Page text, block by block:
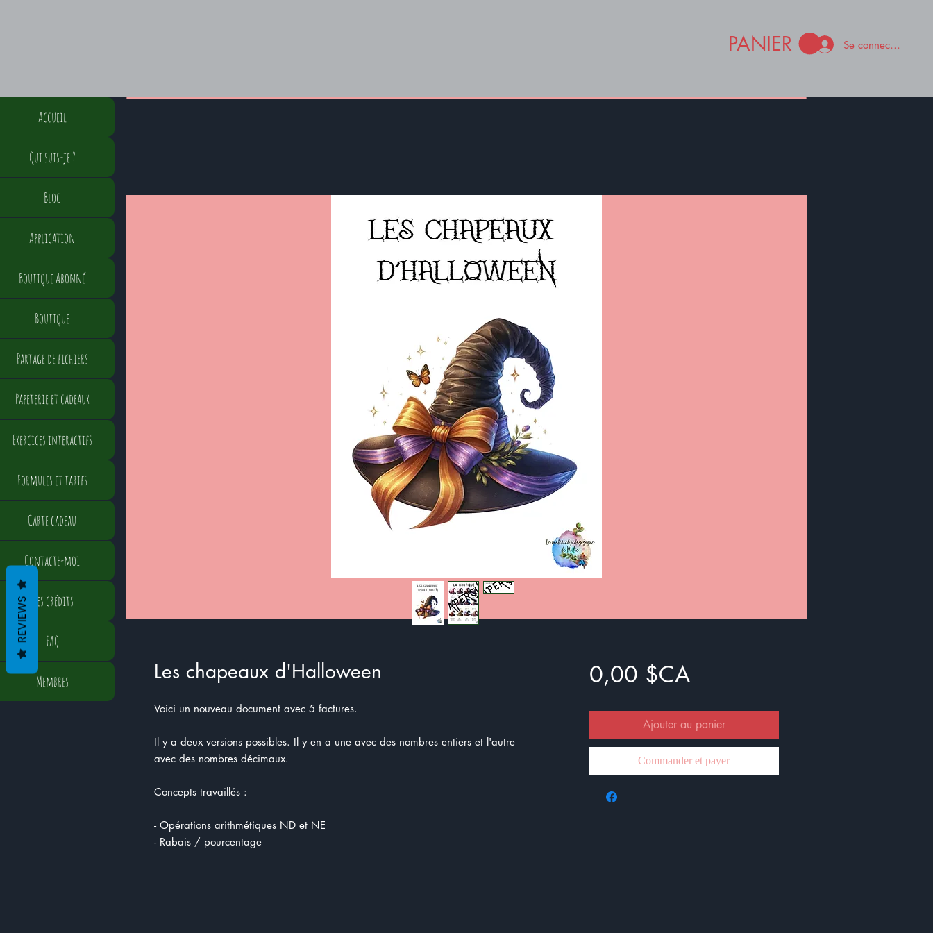
PANIER Se connecter
Les chapeaux d'Halloween
Voici un nouveau document avec 5 factures.
Il y a deux versions possibles. Il y en a une avec des nombres entiers et l'autre
avec des nombres décimaux.
Concepts travaillés :
- Opérations arithmétiques ND et NE
- Rabais / pourcentage
0,00 $CAPrix
Ajouter au panier
Commander et payer
Accueil
Qui suis-je ?
Blog
Application
Boutique Abonné
Boutique
Partage de fichiers
Papeterie et cadeaux
Exercices interactifs
Formules et tarifs
Carte cadeau
Contacte-moi
Mes crédits
FAQ
Membres
REVIEWS